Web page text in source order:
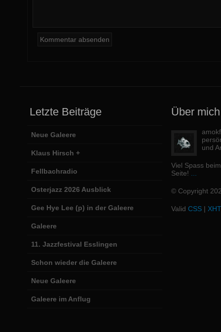
Letzte Beiträge
Neue Galeere
Klaus Hirsch +
Fellbachradio
Osterjazz 2026 Ausblick
Gee Hye Lee (p) in der Galeere
Galeere
11. Jazzfestival Esslingen
Schon wieder die Galeere
Neue Galeere
Galeere im Anflug
Über mich
und
Viel Spass
Seite!
© Copyright
Valid CSS |